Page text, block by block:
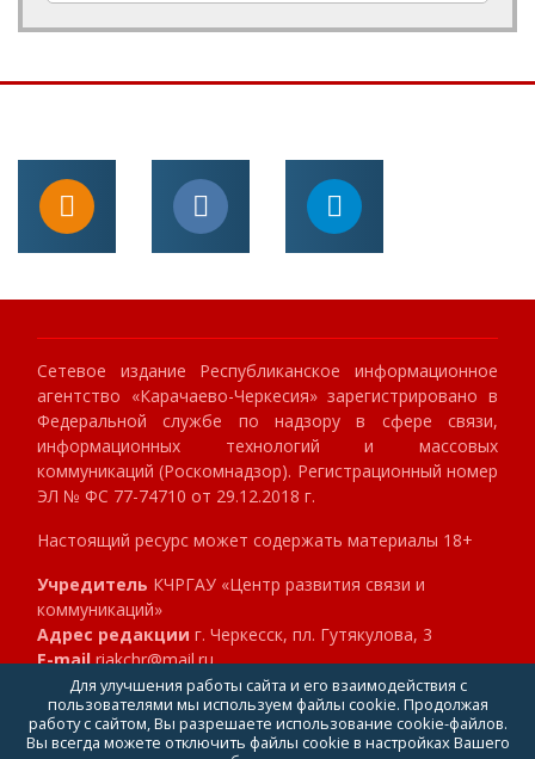
Сетевое издание Республиканское информационное
агентство «Карачаево-Черкесия» зарегистрировано в
Федеральной службе по надзору в сфере связи,
информационных технологий и массовых
коммуникаций (Роскомнадзор). Регистрационный номер
ЭЛ № ФС 77-74710 от 29.12.2018 г.
Настоящий ресурс может содержать материалы 18+
Учредитель КЧРГАУ «Центр развития связи и
коммуникаций»
Адрес редакции г. Черкесск, пл. Гутякулова, 3
E-mailriakchr@mail.ru
Телефон8 (8782) 23-89-40
Главный редакторКлокова Мария Алексеевна
Для улучшения работы сайта и его взаимодействия с
пользователями мы используем файлы cookie. Продолжая
работу с сайтом, Вы разрешаете использование cookie-файлов.
Вы всегда можете отключить файлы cookie в настройках Вашего